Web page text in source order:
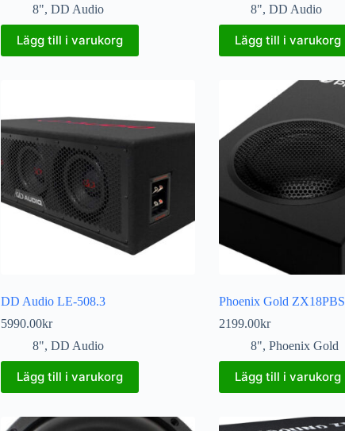
8", DD Audio
Lägg till i varukorg
8", DD Audio
Lägg till i varukorg
DD Audio LE-508.3
5990.00kr
8", DD Audio
Lägg till i varukorg
Phoenix Gold ZX18PBS
2199.00kr
8", Phoenix Gold
Lägg till i varukorg